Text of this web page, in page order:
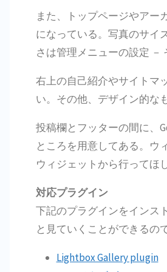
また、トップページやアー
になっている。写真のサイ
さは管理メニューの設定
右上の自己紹介やサイトマ
い。その他、デザイン的な
投稿欄とフッターの間に、
ところを用意してある。ウ
ウィジェットから行ってほし
対応プラグイン
下記のプラグインをインス
と見ていくことができるの
Lightbox Gallery plugin